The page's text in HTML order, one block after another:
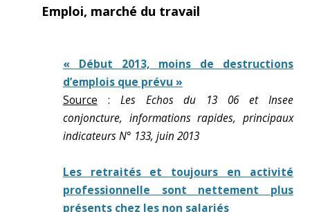
Emploi, marché du travail
« Début 2013, moins de destructions
d’emplois que prévu »
Source : Les Echos du 13 06 et Insee
conjoncture, informations rapides, principaux
indicateurs N° 133, juin 2013
Les retraités et toujours en activité
professionnelle sont nettement plus
présents chez les non salariés